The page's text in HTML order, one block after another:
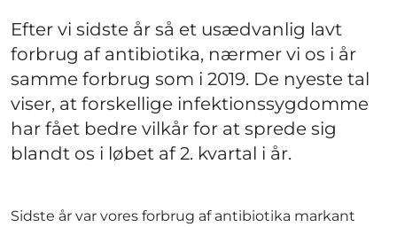
Efter vi sidste år så et usædvanlig lavt
forbrug af antibiotika, nærmer vi os i år
samme forbrug som i 2019. De nyeste tal
viser, at forskellige infektionssygdomme
har fået bedre vilkår for at sprede sig
blandt os i løbet af 2. kvartal i år.
Sidste år var vores forbrug af antibiotika markant